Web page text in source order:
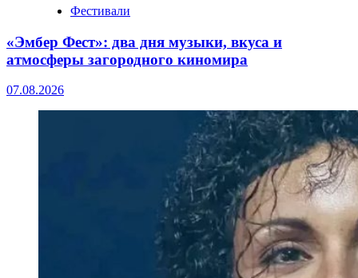
Фестивали
«Эмбер Фест»: два дня музыки, вкуса и
атмосферы загородного киномира
07.08.2026